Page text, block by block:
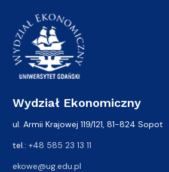
Wydział Ekonomiczny
ul. Armii Krajowej 119/121, 81-824 Sopot
tel.: +48 585 23 13 11
ekowe@ug.edu.pl